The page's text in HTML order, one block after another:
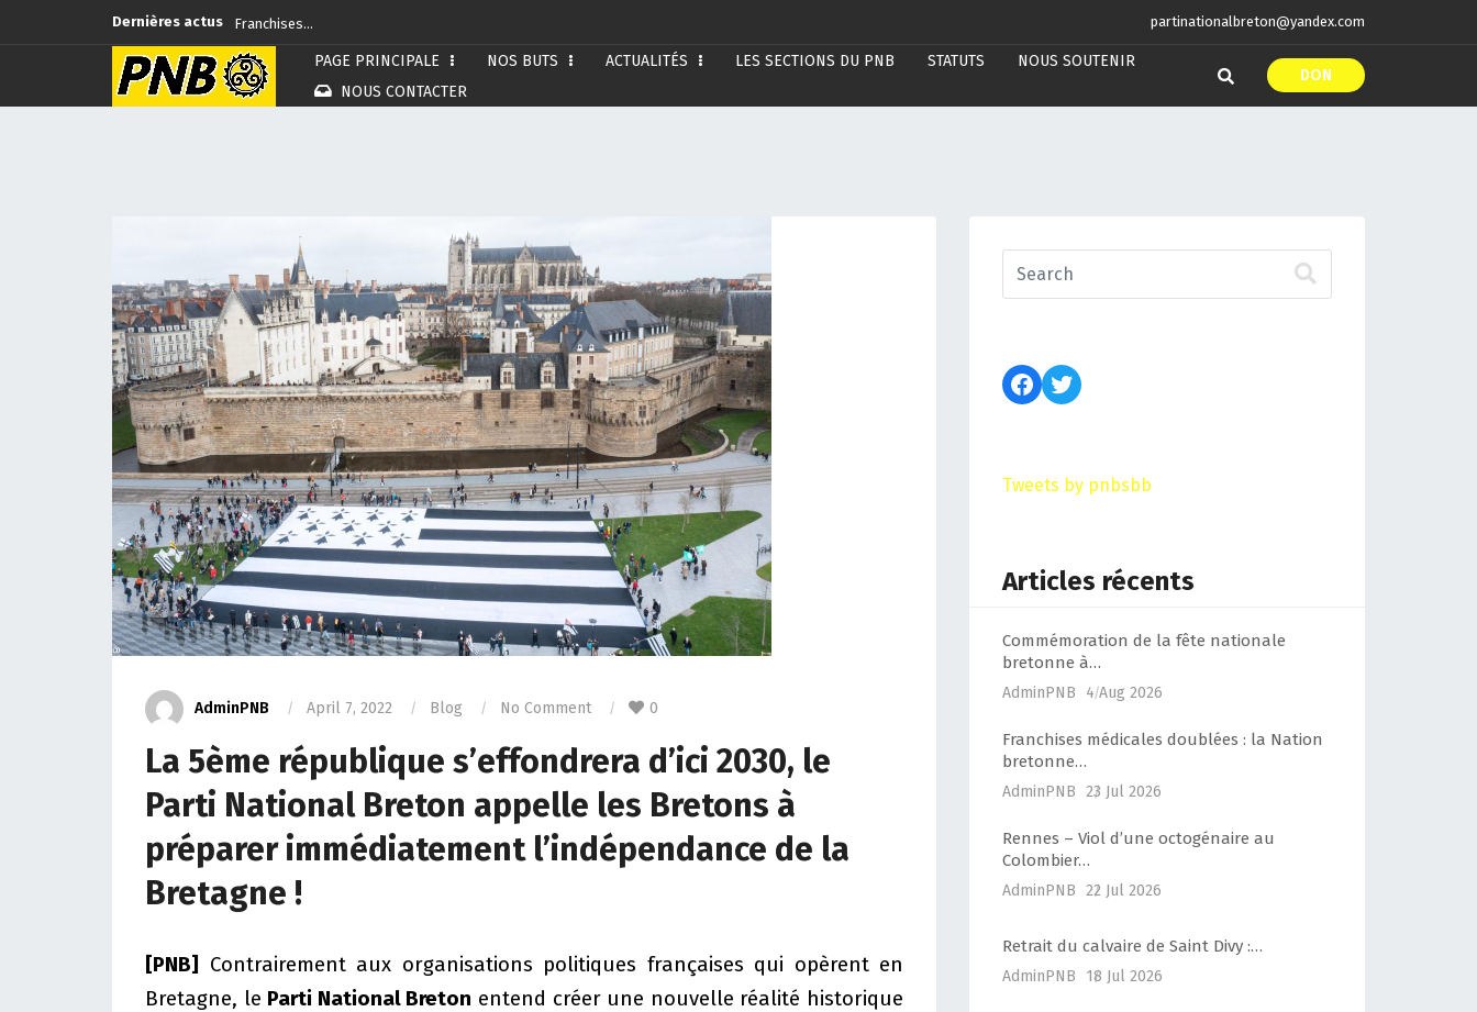
Dernières actus Franchises…
Rennes…
Commémoration…
partinationalbreton@yandex.com
PAGE PRINCIPALE NOS BUTS ACTUALITÉS LES SECTIONS DU PNB STATUTS
NOUS SOUTENIR
NOUS CONTACTER
DON
AdminPNB April 7, 2022 Blog No Comment 0
La 5ème république s’effondrera d’ici 2030, le
Parti National Breton appelle les Bretons à
préparer immédiatement l’indépendance de la
Bretagne !
[PNB]
Contrairement aux organisations politiques françaises qui opèrent en
Bretagne, le Parti National Breton entend créer une nouvelle réalité historique
Tweets by pnbsbb
Articles récents
Commémoration de la fête nationale
bretonne à…
AdminPNB 4 Aug 2026
Franchises médicales doublées : la Nation
bretonne…
AdminPNB 23 Jul 2026
Rennes – Viol d’une octogénaire au
Colombier…
AdminPNB 22 Jul 2026
Retrait du calvaire de Saint Divy :…
AdminPNB 18 Jul 2026